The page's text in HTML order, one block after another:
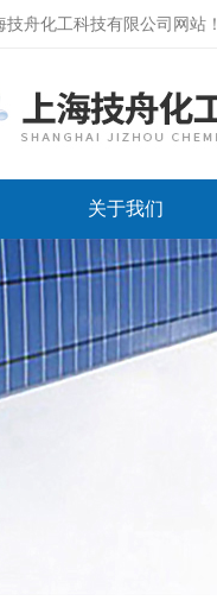
舟化工科技有限公司网站！
关于我们